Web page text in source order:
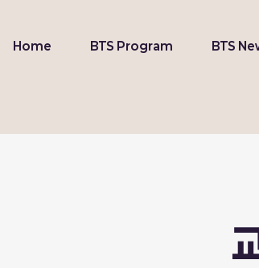
Home BTS Program BTS